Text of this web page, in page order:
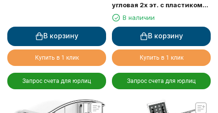
В корзину
Купить в 1 клик
Запрос счета для юрлиц
угловая 2х эт. с пластиком
75862В наличии
В корзину
Купить в 1 клик
Запрос счета для юрлиц